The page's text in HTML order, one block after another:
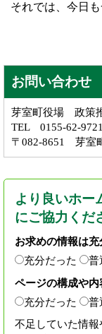
それでは、今日
お問い合わせ
芽室町役場 政策
TEL 0155-62-9721
〒082-8651 芽室
より良いホー
にご協力くだ
お求めの情報は
充分だった
普
ページの構成や
充分だった
普
不足していた情